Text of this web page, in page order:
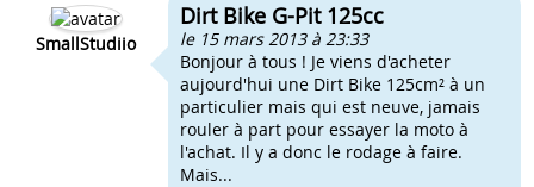
SmallStudiio
Dirt Bike G-Pit 125cc
le 15 mars 2013 à 23:33
Bonjour à tous ! Je viens d'acheter
aujourd'hui une Dirt Bike 125cm² à un
particulier mais qui est neuve, jamais
rouler à part pour essayer la moto à
l'achat. Il y a donc le rodage à faire.
Mais...